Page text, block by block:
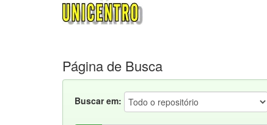
Página de Busca
Buscar em: